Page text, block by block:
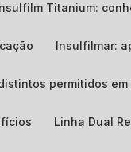
Insulfilm Titanium:
Insulfilmar:
permitidos
Linha Dual